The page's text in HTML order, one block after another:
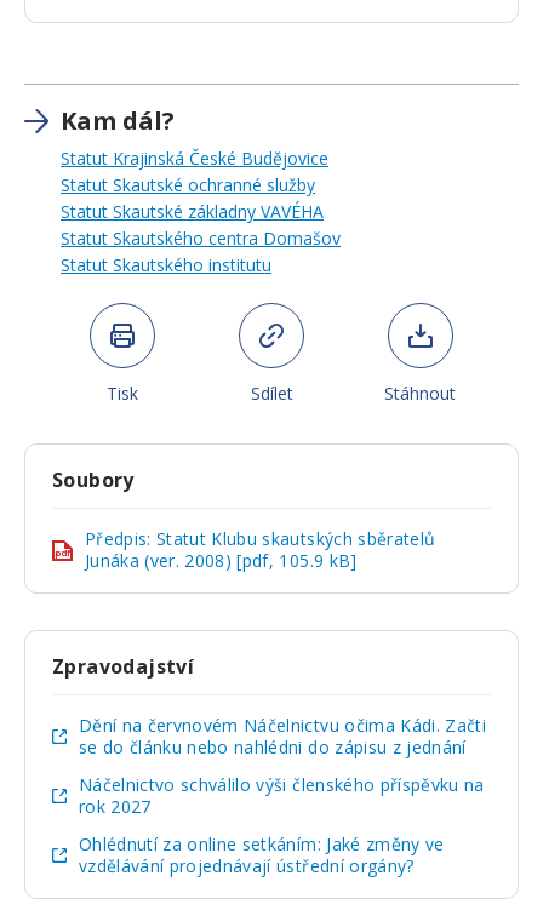
Kam dál?
Statut Krajinská České Budějovice
Statut Skautské ochranné služby
Statut Skautské základny VAVÉHA
Statut Skautského centra Domašov
Statut Skautského institutu
Tisk Sdílet Stáhnout
Soubory
pdf
Předpis: Statut Klubu skautských sběratelů
Junáka (ver. 2008) [pdf, 105.9 kB]
Zpravodajství
Dění na červnovém Náčelnictvu očima Kádi. Začti
se do článku nebo nahlédni do zápisu z jednání
Náčelnictvo schválilo výši členského příspěvku na
rok 2027
Ohlédnutí za online setkáním: Jaké změny ve
vzdělávání projednávají ústřední orgány?